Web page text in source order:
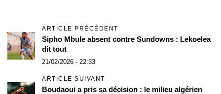
ARTICLE PRÉCÉDENT
Sipho Mbule absent contre Sundowns : Lekoelea
dit tout
21/02/2026 - 22:33
ARTICLE SUIVANT
Boudaoui a pris sa décision : le milieu algérien